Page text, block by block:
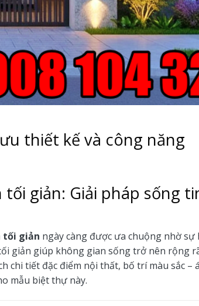
thiết kế và công năng
giản: Giải pháp sống
tối giản ngày càng được ưa chuộng nhờ sự
giản giúp không gian sống trở nên rộng
chi tiết đặc điểm nội thất, bố trí màu sắc –
mẫu biệt thự này.